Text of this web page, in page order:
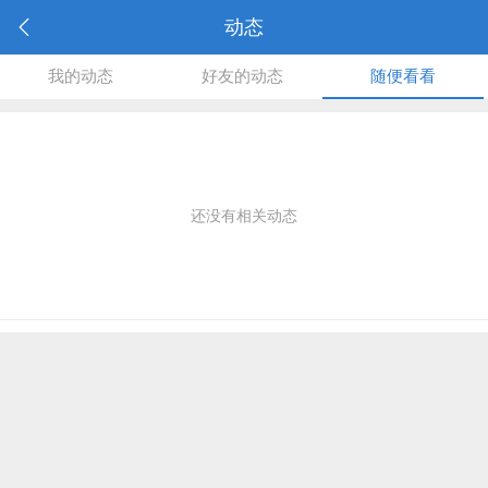
动态
我的动态 好友的动态 随便看看
还没有相关动态